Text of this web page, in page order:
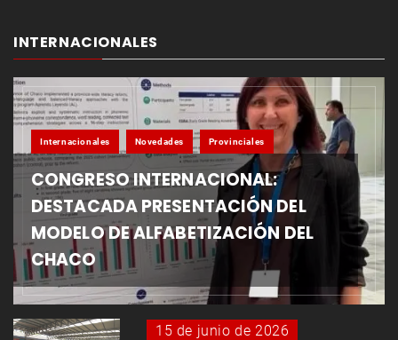
INTERNACIONALES
Internacionales Novedades Provinciales
CONGRESO INTERNACIONAL:
DESTACADA PRESENTACIÓN DEL
MODELO DE ALFABETIZACIÓN DEL
CHACO
15 de junio de 2026